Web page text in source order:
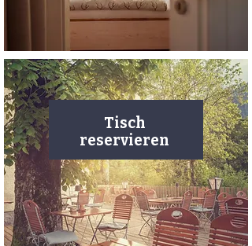
Tisch
reservieren